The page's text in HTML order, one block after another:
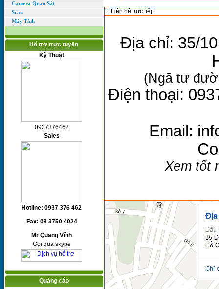
Camera Quan Sát
Scan
Máy Tính
Hổ trợ trực tuyến
Kỹ Thuật
0937376462
Sales
Hotline: 0937 376 462
Fax: 08 3750 4024
Mr Quang Vĩnh
Gọi qua skype
Quảng cáo
.:: Liên hệ trực tiếp:
Địa chỉ: 35/
(Ngã tư
Điện thoại:
Email:
Xem tốt